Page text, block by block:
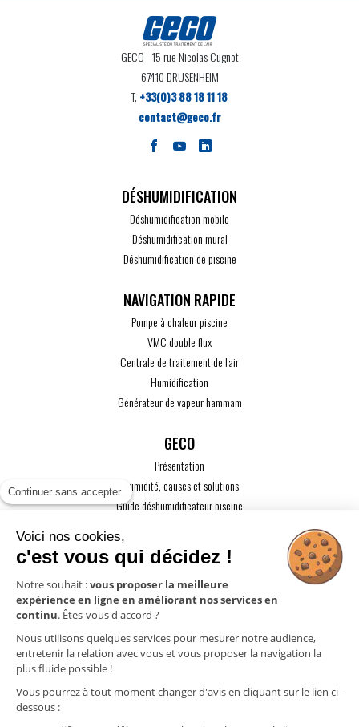
Continuer sans accepter
Voici nos cookies,
c'est vous qui décidez !
Notre souhait :vous proposer la meilleure
expérience en ligne en améliorant nos services en
continu. Êtes-vous d'accord ?
Nous utilisons quelques services pour mesurer notre audience,
entretenir la relation avec vous et vous proposer la navigation la
plus fluide possible !
Vous pourrez à tout moment changer d'avis en cliquant sur le lien ci-
dessous :
GECO- 15 rue Nicolas Cugnot
67410 DRUSENHEIM
T. +33(0)3 88 18 11 18
contact@geco.fr
DÉSHUMIDIFICATION
Déshumidification mobile
Déshumidification mural
Déshumidification de piscine
Pompe à chaleur piscine
VMC double flux
Centrale de traitement de l'air
Humidification
Générateur de vapeur hammam
GECO
Présentation
L'humidité, causes et solutions
Guide déshumidificateur piscine
Guide VMC
ACTUALITÉS
CONTACT
ESPACE PRO
Mentions légales
Politique de confidentialité